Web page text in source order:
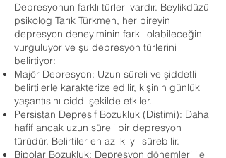
Depresyonun farklı türleri vardır. Beylikdüzü
psikolog Tarık Türkmen, her bireyin
depresyon deneyiminin farklı olabileceğini
vurguluyor ve şu depresyon türlerini
belirtiyor:
Majör Depresyon: Uzun süreli ve şiddetli
belirtilerle karakterize edilir, kişinin günlük
yaşantısını ciddi şekilde etkiler.
Persistan Depresif Bozukluk (Distimi): Daha
hafif ancak uzun süreli bir depresyon
türüdür. Belirtiler en az iki yıl sürebilir.
Bipolar Bozukluk: Depresyon dönemleri ile